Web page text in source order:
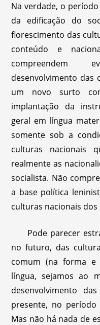
Na verdade, o
da edificação do
florescimento das
conteúdo e
compreendem
desenvolvimento das
um novo surto
implantação da
geral em língua
somente sob a
culturas nacionais
realmente as
socialista. Não
a base política
culturas nacionais dos
Pode parecer
no futuro, das
comum (na forma
língua, sejamos ao
desenvolvimento
presente, no
Mas não há nada de